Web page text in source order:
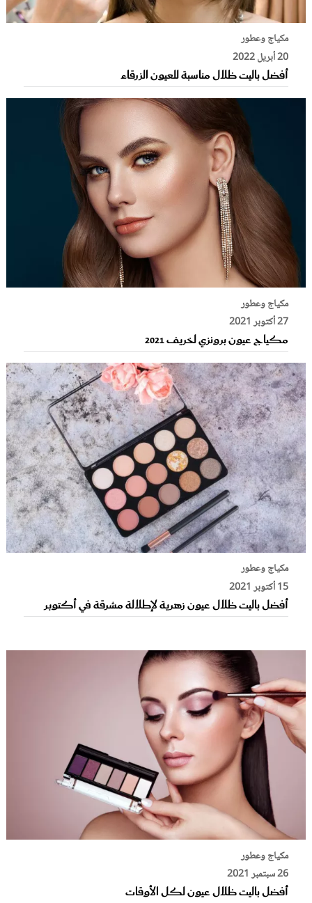
مكياج وعطور
20 أبريل 2022
أفضل باليت ظلال مناسبة للعيون الزرقاء
مكياج وعطور
27 أكتوبر 2021
مكياج عيون برونزي لخريف 2021
مكياج وعطور
15 أكتوبر 2021
أفضل باليت ظلال عيون زهرية لإطلالة مشرقة في أكتوبر
مكياج وعطور
26 سبتمبر 2021
أفضل باليت ظلال عيون لكل الأوقات